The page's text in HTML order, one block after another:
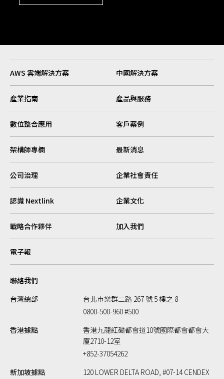
AWS 雲端解決方案 中國解決方案
產業指南 產品與服務
數位整合應用 客戶案例
架構師專欄 最新消息
公司治理 企業社會責任
認識 Nextlink 企業文化
戰略合作夥伴 加入我們
電子報
聯絡我們
台灣總部
台北市樂群二路 267 號 5 樓之 8
0800-500-960 #500
香港據點
香港九龍紅磡都會道10號國際都會都會大
廈2710-12室
+852-37054262
新加坡據點
120 LOWER DELTA ROAD, #07-14 CENDEX